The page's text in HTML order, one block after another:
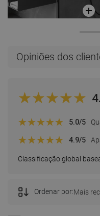
Opiniões dos
Classificação global
5.0/5
4.9/5
Ordenar por:Mais